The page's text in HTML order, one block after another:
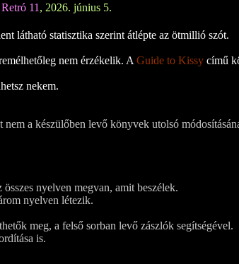
11 , 2026. június 5.
látható statisztika szerint átlépte az ötmillió szót.
nem érzékelik. A Guide to Kissy című
nekem.
a készülőben levő könyvek utolsó
nyelven megvan, amit beszélek.
nyelven létezik.
meg, a felső sorban levő zászlók segítségével.
is.